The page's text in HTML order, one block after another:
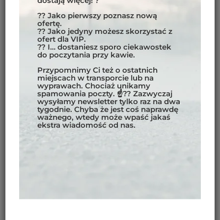
Kegeti, które przyciągają miłośników
przygód na dwóch kółkach i offroadu.
Jezioro Issyk-Kul i Region Issyk-Kul
Jezioro Issyk-Kul – perła Kirgistanu, jest
jednym z największych i najbardziej
malowniczych górskich jezior na
świecie.Trasy motocyklowe wokół
jezioraoferują wspaniałe widoki, a
miejscowości, takie jakKarakol i Jeti-
Ögüz, są popularnymi punktami
startowymi do trekkingów i jazdy w
górach Tien Shan. Region ten jest
Region Naryn otoczony górami i
?? Jako pierwszy poznasz nową
ofertę.
?? Jako jedyny możesz skorzystać z
ofert dla VIP.
?? I… dostaniesz sporo ciekawostek
do poczytania przy kawie.
Przypomnimy Ci też o ostatnich
miejscach w transporcie lub na
wyprawach. Chociaż unikamy
spamowania poczty. ☝?? Zazwyczaj
wysyłamy newsletter tylko raz na dwa
tygodnie. Chyba że jest coś naprawdę
ważnego, wtedy może wpaść jakaś
ekstra wiadomość od nas.